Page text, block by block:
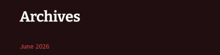
Archives
June 2026